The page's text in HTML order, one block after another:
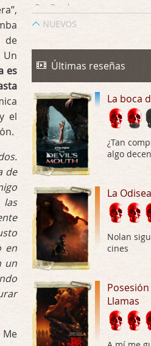
de
Un
es
el
de
en
un
Por: Draghann
No sé si entrar en
Trance
Por: Luar
El señor de las moscas
Por: Luar
Hungry
Por: Croc
Las 10 películas gore de
Oscuras
Por: JORDI CRUYFF
Possession
Por: Chupasangre
Mi opinión en su día. Su
El eslabón podrido
NUEVOS
Últimas reseñas
La boca
¿Tan
algo
La Odisea
Nolan
cines
Llamas